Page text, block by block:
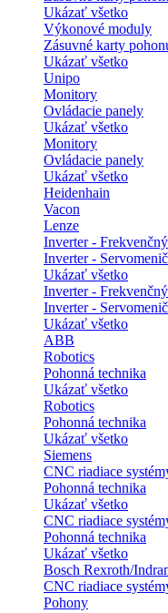
Ukázať všetko
Výkonové moduly
Zásuvné karty
Ukázať všetko
Unipo
Monitory
Ovládacie panely
Ukázať všetko
Monitory
Ovládacie panely
Ukázať všetko
Heidenhain
Vacon
Lenze
Inverter -
Inverter - Servomenič
Ukázať všetko
Inverter -
Inverter - Servomenič
Ukázať všetko
ABB
Robotics
Pohonná technika
Ukázať všetko
Robotics
Pohonná technika
Ukázať všetko
Siemens
CNC riadiace
Pohonná technika
Ukázať všetko
CNC riadiace
Pohonná technika
Ukázať všetko
Bosch Rexroth/
CNC riadiace
Pohony